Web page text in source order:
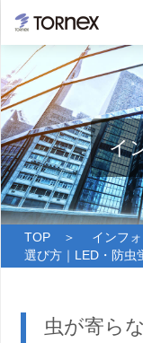
イ
TOP＞ インフ
選び方｜LED・防虫
虫が寄ら